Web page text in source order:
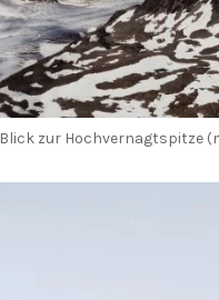
Blick zur Hochvernagtspitze